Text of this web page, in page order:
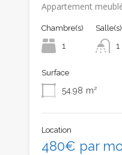
Appartement
Chambre(s)
1 1
Surface
54.98 m²
Location
480€ par